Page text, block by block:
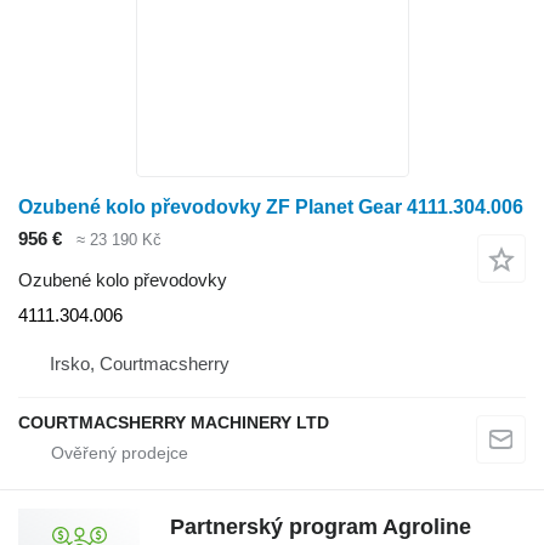
Ozubené kolo převodovky ZF Planet Gear 4111.304.006
956 €
≈ 23 190 Kč
Ozubené kolo převodovky
4111.304.006
Irsko, Courtmacsherry
COURTMACSHERRY MACHINERY LTD
Partnerský program Agroline